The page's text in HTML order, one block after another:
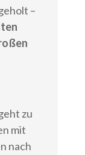
–
zu
mit
nach